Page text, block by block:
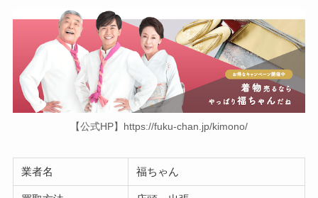
【公式HP】https://fuku-chan.jp/kimono/
業者名 福ちゃん